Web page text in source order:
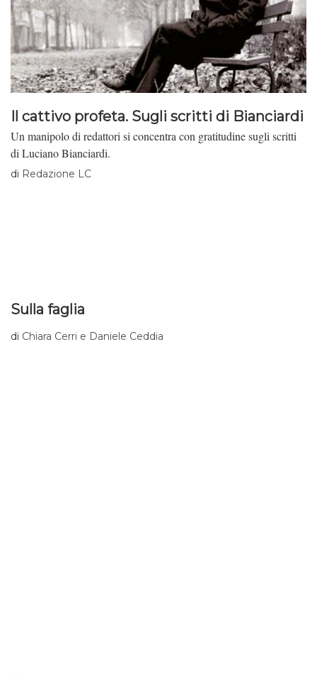
Il cattivo profeta. Sugli scritti di Bianciardi
Un manipolo di redattori si concentra con gratitudine sugli scritti
di Luciano Bianciardi.
di Redazione LC
Sulla faglia
di Chiara Cerri e Daniele Ceddia